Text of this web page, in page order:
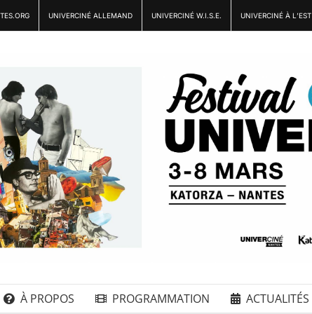
UNIVERCINÉ ALLEMAND UNIVERCINÉ W.I.S.E. UNIVERCINÉ À L’EST
À PROPOS PROGRAMMATION ACTUALITÉS